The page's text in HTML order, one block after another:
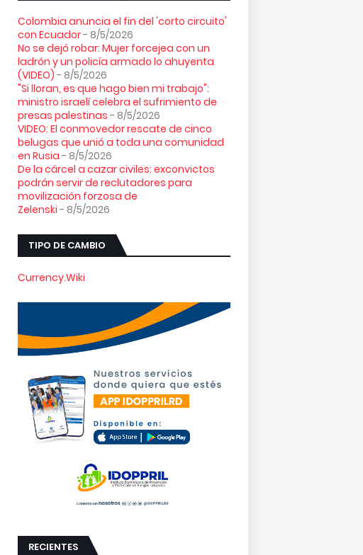
Colombia anuncia el fin del 'corto circuito'
con Ecuador- 8/5/2026
No se dejó robar: Mujer forcejea con un
ladrón y un policía armado lo ahuyenta
(VIDEO) - 8/5/2026
"Si lloran, es que hago bien mi trabajo":
ministro israelí celebra el sufrimiento de
presas palestinas - 8/5/2026
VIDEO: El conmovedor rescate de cinco
belugas que unió a toda una comunidad
en Rusia - 8/5/2026
De la cárcel a cazar civiles: exconvictos
podrán servir de reclutadores para
movilización forzosa de
Zelenski - 8/5/2026
TIPO DE CAMBIO
Currency.Wiki
RECIENTES